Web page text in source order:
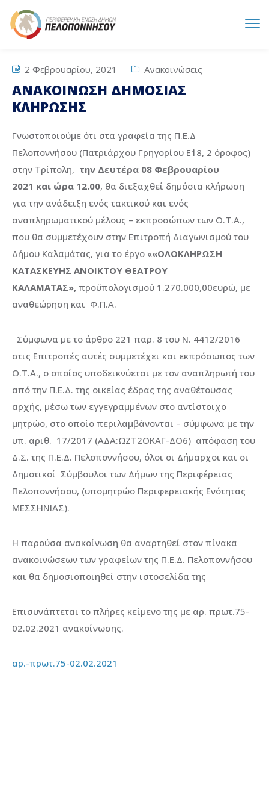
2 Φεβρουαρίου, 2021 Ανακοινώσεις
ΑΝΑΚΟΙΝΩΣΗ ΔΗΜΟΣΙΑΣ
ΚΛΗΡΩΣΗΣ
Γνωστοποιούμε ότι στα γραφεία της Π.Ε.Δ
Πελοποννήσου (Πατριάρχου Γρηγορίου Ε΄18, 2 όροφος)
στην Τρίπολη, την Δευτέρα 08 Φεβρουαρίου
2021 και ώρα 12.00, θα διεξαχθεί δημόσια κλήρωση
για την ανάδειξη ενός τακτικού και ενός
αναπληρωματικού μέλους – εκπροσώπων των Ο.Τ.Α.,
που θα συμμετέχουν στην Επιτροπή Διαγωνισμού του
Δήμου Καλαμάτας, για το έργο ««ΟΛΟΚΛΗΡΩΣΗ
ΚΑΤΑΣΚΕΥΗΣ ΑΝΟΙΚΤΟΥ ΘΕΑΤΡΟΥ
ΚΑΛΑΜΑΤΑΣ», προϋπολογισμού 1.270.000,00ευρώ, με
αναθεώρηση και Φ.Π.Α.
Σύμφωνα με το άρθρο 221 παρ. 8 του Ν. 4412/2016
στις Επιτροπές αυτές συμμετέχει και εκπρόσωπος των
Ο.Τ.Α., ο οποίος υποδεικνύεται με τον αναπληρωτή του
από την Π.Ε.Δ. της οικείας έδρας της αναθέτουσας
αρχής, μέσω των εγγεγραμμένων στο αντίστοιχο
μητρώο, στο οποίο περιλαμβάνονται – σύμφωνα με την
υπ. αριθ. 17/2017 (ΑΔΑ:ΩΖΤ2ΟΚΑΓ-ΔΟ6) απόφαση του
Δ.Σ. της Π.Ε.Δ. Πελοποννήσου, όλοι οι Δήμαρχοι και οι
Δημοτικοί Σύμβουλοι των Δήμων της Περιφέρειας
Πελοποννήσου, (υπομητρώο Περιφερειακής Ενότητας
ΜΕΣΣΗΝΙΑΣ).
Η παρούσα ανακοίνωση θα αναρτηθεί στον πίνακα
ανακοινώσεων των γραφείων της Π.Ε.Δ. Πελοποννήσου
και θα δημοσιοποιηθεί στην ιστοσελίδα της
Επισυνάπτεται το πλήρες κείμενο της με αρ. πρωτ.75-
02.02.2021 ανακοίνωσης.
αρ.-πρωτ.75-02.02.2021